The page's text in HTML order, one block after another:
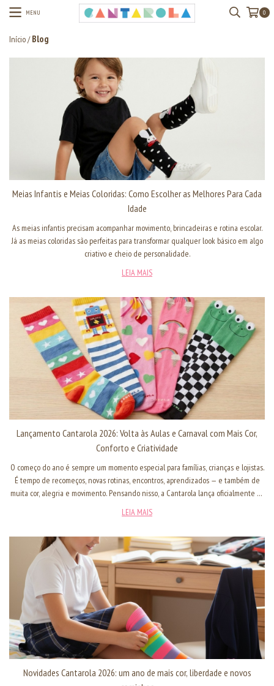
MENU 0
Início/ Blog
Meias Infantis e Meias Coloridas: Como Escolher as Melhores Para Cada
Idade
As meias infantis precisam acompanhar movimento, brincadeiras e rotina escolar.
Já as meias coloridas são perfeitas para transformar qualquer look básico em algo
criativo e cheio de personalidade.
LEIA MAIS
Lançamento Cantarola 2026: Volta às Aulas e Carnaval com Mais Cor,
Conforto e Criatividade
O começo do ano é sempre um momento especial para famílias, crianças e lojistas.
É tempo de recomeços, novas rotinas, encontros, aprendizados — e também de
muita cor, alegria e movimento. Pensando nisso, a Cantarola lança oficialmente as
colorido que já é marca registrada da nossa moda infantil. Com foco em meias
a dia das crianças, o lançamento 2026 chega preparado para atender tanto o
consumidor final quanto lojistas de todo o Brasil.
LEIA MAIS
Novidades Cantarola 2026: um ano de mais cor, liberdade e novos